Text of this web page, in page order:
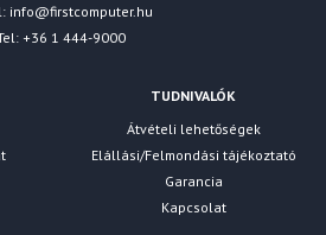
info@firstcomputer.hu
+36 1 444-9000
TUDNIVALÓK
Átvételi lehetőségek
Elállási/Felmondási tájékoztató
Garancia
Kapcsolat